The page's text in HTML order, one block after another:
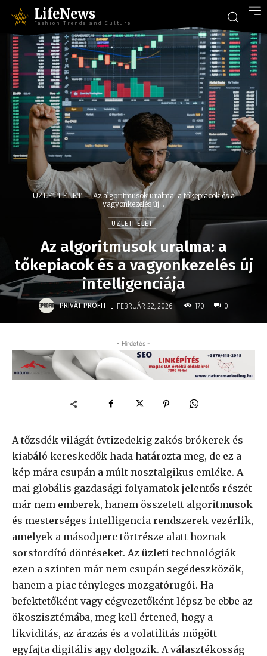
LifeNews
Fashion Trends and Culture
ÜZLETI ÉLET
Az algoritmusok uralma: a tőkepiacok és a
vagyonkezelés új...
ÜZLETI ÉLET
Az algoritmusok uralma: a
tőkepiacok és a vagyonkezelés új
intelligenciája
PRIVÁT PROFIT - FEBRUÁR 22, 2026 170 0
- Hirdetés -
A tőzsdék világát évtizedekig zakós brókerek és
kiabáló kereskedők hada határozta meg, de ez a
kép mára csupán a múlt nosztalgikus emléke. A
mai globális gazdasági folyamatok jelentős részét
már nem emberek, hanem összetett algoritmusok
és mesterséges intelligencia rendszerek vezérlik,
amelyek a másodperc törtrésze alatt hoznak
sorsfordító döntéseket. Az üzleti technológiák
ezen a szinten már nem csupán segédeszközök,
hanem a piac tényleges mozgatórugói. Ha
befektetőként vagy cégvezetőként lépsz be ebbe az
ökoszisztémába, meg kell értened, hogy a
likviditás, az árazás és a volatilitás mögött
egyfajta digitális agy dolgozik. A választékosság